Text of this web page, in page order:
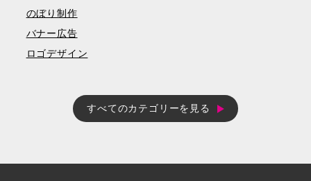
のぼり制作
バナー広告
ロゴデザイン
すべてのカテゴリーを見る